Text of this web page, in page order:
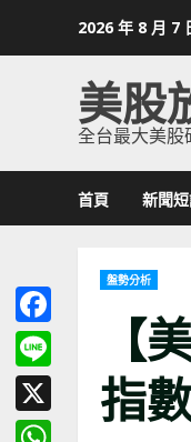
2026 年 8 月 7
美股
全台最大美股
首頁 新聞
盤勢分析
【
指
Facebook
Line
X